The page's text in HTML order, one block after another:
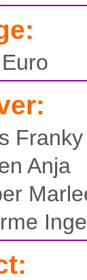
Franky
Anja
Inge